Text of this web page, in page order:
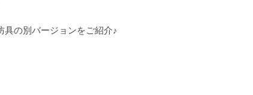
の別バージョンをご紹介♪